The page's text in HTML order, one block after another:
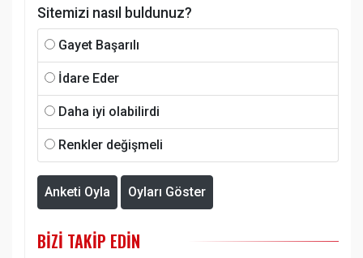
Sitemizi nasıl buldunuz?
Gayet Başarılı
İdare Eder
Daha iyi olabilirdi
Renkler değişmeli
Anketi Oyla Oyları Göster
BIZI TAKIP EDIN